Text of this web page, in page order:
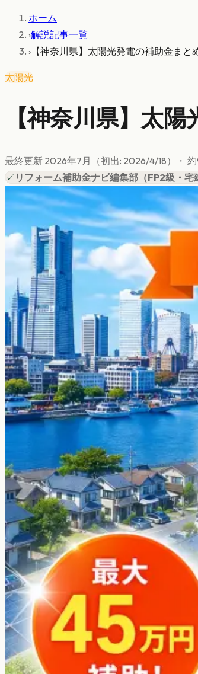
ホーム
›解説記事一覧
› 【神奈川県】太陽光発電の補助金ま
太陽光
【神奈川県】太
最終更新 2026年7月 （初出: 2026/4/18） ・ 約
✓ リフォーム補助金ナビ編集部 （FP2級・宅